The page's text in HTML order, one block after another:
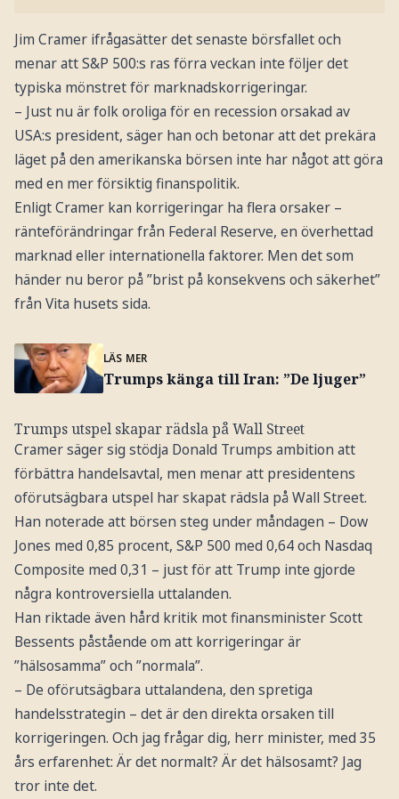
Jim Cramer ifrågasätter det senaste börsfallet och
menar att S&P 500:s ras förra veckan inte följer det
typiska mönstret för marknadskorrigeringar.
– Just nu är folk oroliga för en recession orsakad av
USA:s president, säger han och betonar att det prekära
läget på den amerikanska börsen inte har något att göra
med en mer försiktig finanspolitik.
Enligt Cramer kan korrigeringar ha flera orsaker –
ränteförändringar från Federal Reserve, en överhettad
marknad eller internationella faktorer. Men det som
händer nu beror på ”brist på konsekvens och säkerhet”
från Vita husets sida.
LÄS MER
Trumps känga till Iran: ”De ljuger”
Trumps utspel skapar rädsla på Wall Street
Cramer säger sig stödja Donald Trumps ambition att
förbättra handelsavtal, men menar att presidentens
oförutsägbara utspel har skapat rädsla på Wall Street.
Han noterade att börsen steg under måndagen – Dow
Jones med 0,85 procent, S&P 500 med 0,64 och Nasdaq
Composite med 0,31 – just för att Trump inte gjorde
några kontroversiella uttalanden.
Han riktade även hård kritik mot finansminister Scott
Bessents påstående om att korrigeringar är
”hälsosamma” och ”normala”.
– De oförutsägbara uttalandena, den spretiga
handelsstrategin – det är den direkta orsaken till
korrigeringen. Och jag frågar dig, herr minister, med 35
års erfarenhet: Är det normalt? Är det hälsosamt? Jag
tror inte det.